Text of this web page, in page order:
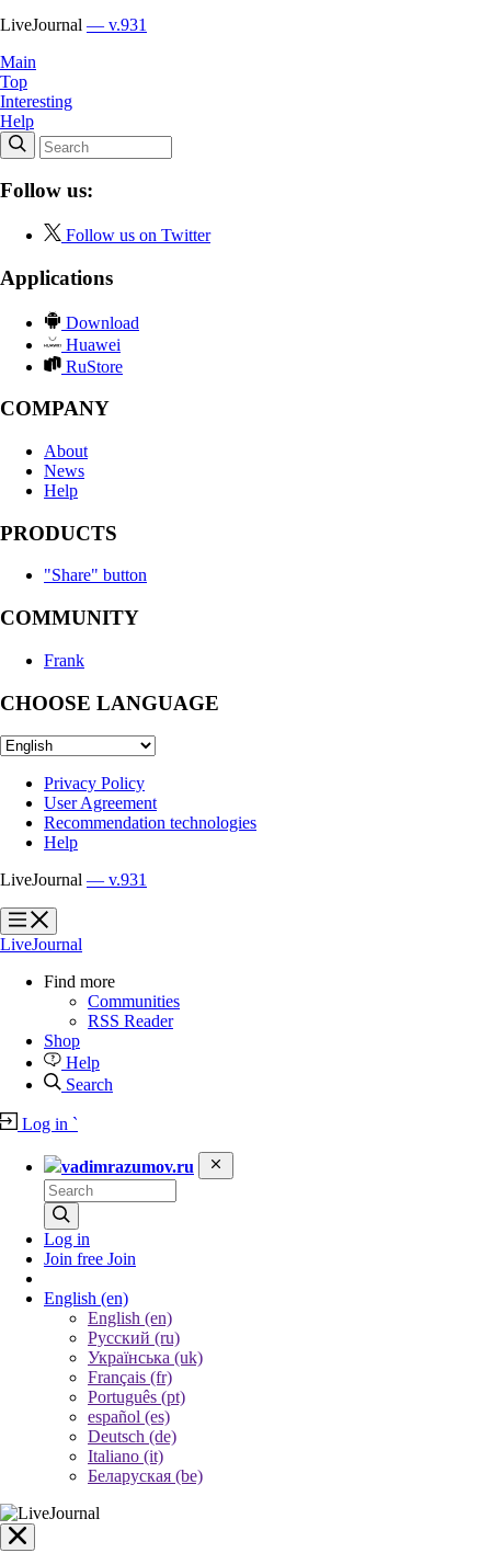
LiveJournal — v.931
Main
Top
Interesting
Help
Follow us:
Follow us on Twitter
Applications
Download
Huawei
RuStore
COMPANY
About
News
Help
PRODUCTS
"Share" button
COMMUNITY
Frank
CHOOSE LANGUAGE
Privacy Policy
User Agreement
Recommendation technologies
Help
LiveJournal — v.931
?
?
LiveJournal
Find more
Communities
RSS Reader
Shop
Help
Search
Log in `
vadimrazumov.ru
Log in
Join free Join
English (en)
English (en)
Русский (ru)
Українська (uk)
Français (fr)
Português (pt)
español (es)
Deutsch (de)
Italiano (it)
Беларуская (be)